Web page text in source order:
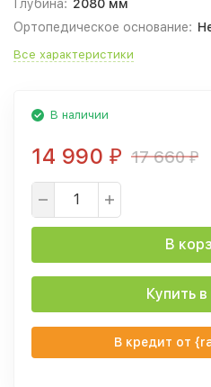
Глубина: 2080 мм
Ортопедическое основание:
Все характеристики
В наличии
14 990 ₽ 17 660₽
В
Купить в
В кредит от